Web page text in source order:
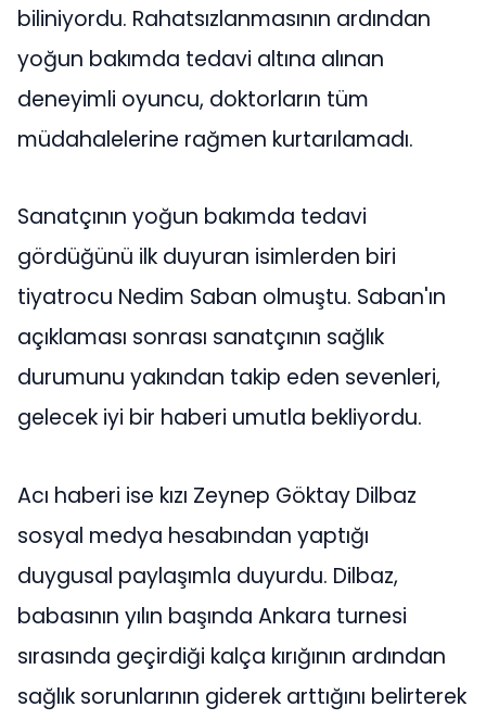
biliniyordu. Rahatsızlanmasının ardından
yoğun bakımda tedavi altına alınan
deneyimli oyuncu, doktorların tüm
müdahalelerine rağmen kurtarılamadı.
Sanatçının yoğun bakımda tedavi
gördüğünü ilk duyuran isimlerden biri
tiyatrocu Nedim Saban olmuştu. Saban'ın
açıklaması sonrası sanatçının sağlık
durumunu yakından takip eden sevenleri,
gelecek iyi bir haberi umutla bekliyordu.
Acı haberi ise kızı Zeynep Göktay Dilbaz
sosyal medya hesabından yaptığı
duygusal paylaşımla duyurdu. Dilbaz,
babasının yılın başında Ankara turnesi
sırasında geçirdiği kalça kırığının ardından
sağlık sorunlarının giderek arttığını belirterek